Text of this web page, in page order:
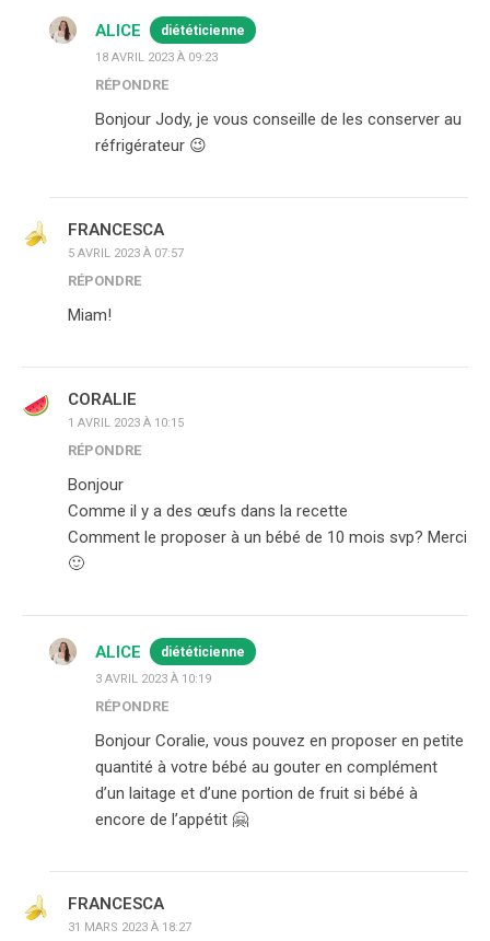
ALICE diététicienne
18 AVRIL 2023 À 09:23
RÉPONDRE
Bonjour Jody, je vous conseille de les conserver au
réfrigérateur 😉
FRANCESCA
5 AVRIL 2023 À 07:57
RÉPONDRE
Miam!
CORALIE
1 AVRIL 2023 À 10:15
RÉPONDRE
Bonjour
Comme il y a des œufs dans la recette
Comment le proposer à un bébé de 10 mois svp? Merci
🙂
ALICE diététicienne
3 AVRIL 2023 À 10:19
RÉPONDRE
Bonjour Coralie, vous pouvez en proposer en petite
quantité à votre bébé au gouter en complément
d’un laitage et d’une portion de fruit si bébé à
encore de l’appétit 🤗
FRANCESCA
31 MARS 2023 À 18:27